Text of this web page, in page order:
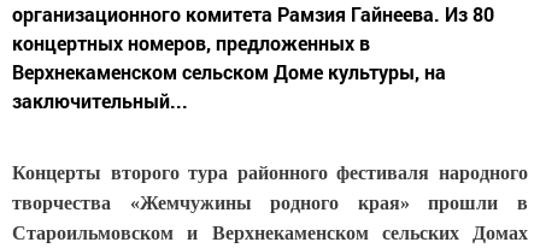
организационного комитета Рамзия Гайнеева. Из 80
концертных номеров, предложенных в
Верхнекаменском сельском Доме культуры, на
заключительный...
Концерты второго тура районного фестиваля народного
творчества «Жемчужины родного края» прошли в
Староильмовском и Верхнекаменском сельских Домах